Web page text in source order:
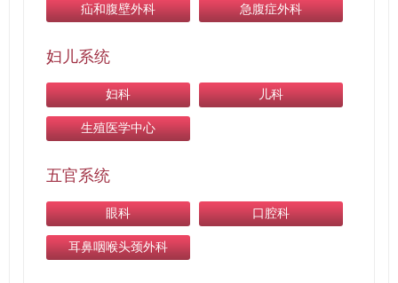
疝和腹壁外科 急腹症外科
妇儿系统
妇科 儿科
生殖医学中心
五官系统
眼科 口腔科
耳鼻咽喉头颈外科